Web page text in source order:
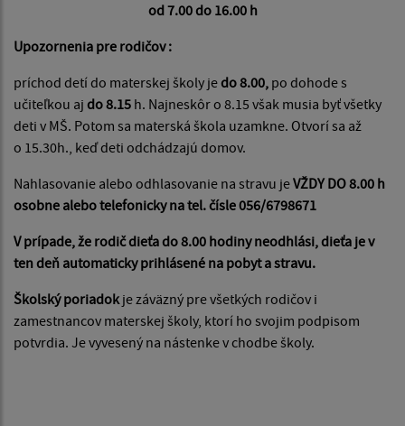
od 7.00 do 16.00 h
Upozornenia pre rodičov :
príchod detí do materskej školy jedo 8.00, po dohode s
učiteľkou aj do 8.15 h. Najneskôr o 8.15 však musia byť všetky
deti v MŠ. Potom sa materská škola uzamkne. Otvorí sa až
o 15.30h., keď deti odchádzajú domov.
Nahlasovanie alebo odhlasovanie na stravu jeVŽDY DO 8.00 h
osobne alebo telefonicky na tel. čísle 056/6798671
V prípade, že rodič dieťa do 8.00 hodiny neodhlási, dieťa je v
ten deň automaticky prihlásené na pobyt a stravu.
Školský poriadokje záväzný pre všetkých rodičov i
zamestnancov materskej školy, ktorí ho svojim podpisom
potvrdia. Je vyvesený na nástenke v chodbe školy.